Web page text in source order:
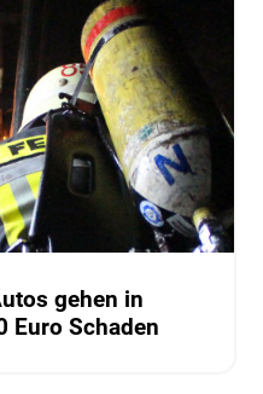
gehen in
Euro Schaden